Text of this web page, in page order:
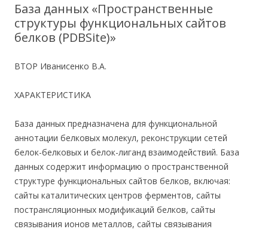
База данных «Пространственные
структуры функциональных сайтов
белков (PDBSite)»
ВТОР Иванисенко В.А.
ХАРАКТЕРИСТИКА
База данных предназначена для функциональной
аннотации белковых молекул, реконструкции сетей
белок-белковых и белок-лиганд взаимодействий. База
данных содержит информацию о пространственной
структуре функциональных сайтов белков, включая:
сайты каталитических центров ферментов, сайты
пострансляционных модификаций белков, сайты
связывания ионов металлов, сайты связывания